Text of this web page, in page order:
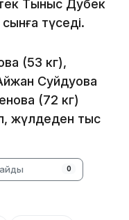
Тыныс Дубек
түседі.
(53 кг),
Суйдуова
(72 кг)
жүлдеден тыс
0